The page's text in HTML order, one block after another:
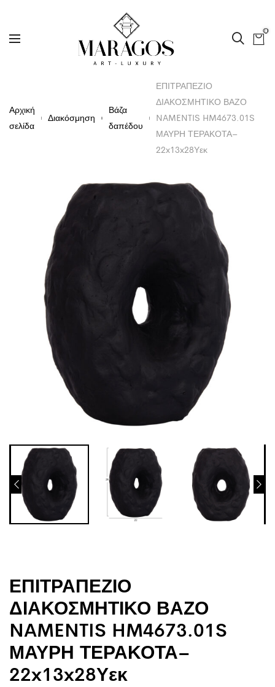
0
Αρχική
σελίδα
Διακόσμηση
Βάζα
δαπέδου
ΕΠΙΤΡΑΠΕΖΙΟ
ΔΙΑΚΟΣΜΗΤΙΚΟ ΒΑΖΟ
NAMENTIS HM4673.01S
ΜΑΥΡΗ ΤΕΡΑΚΟΤΑ–
22x13x28Υεκ
ΕΠΙΤΡΑΠΕΖΙΟ
ΔΙΑΚΟΣΜΗΤΙΚΟ ΒΑΖΟ
NAMENTIS HM4673.01S
ΜΑΥΡΗ ΤΕΡΑΚΟΤΑ–
22x13x28Υεκ